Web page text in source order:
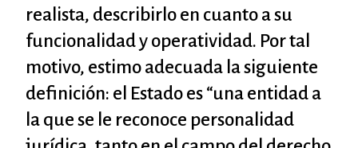
realista, describirlo en cuanto a su
funcionalidad y operatividad. Por tal
motivo, estimo adecuada la siguiente
definición: el Estado es “una entidad a
la que se le reconoce personalidad